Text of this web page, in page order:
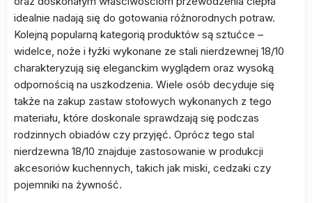
idealnie nadają się do gotowania różnorodnych potraw.
Kolejną popularną kategorią produktów są sztućce –
widelce, noże i łyżki wykonane ze stali nierdzewnej 18/10
charakteryzują się eleganckim wyglądem oraz wysoką
odpornością na uszkodzenia. Wiele osób decyduje się
także na zakup zastaw stołowych wykonanych z tego
materiału, które doskonale sprawdzają się podczas
rodzinnych obiadów czy przyjęć. Oprócz tego stal
nierdzewna 18/10 znajduje zastosowanie w produkcji
akcesoriów kuchennych, takich jak miski, cedzaki czy
pojemniki na żywność.